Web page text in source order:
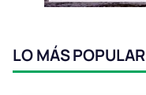
LO MÁS POPULAR